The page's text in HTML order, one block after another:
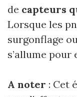
de capteurs
Lorsque les
surgonflage
s’allume
A noter : Cet